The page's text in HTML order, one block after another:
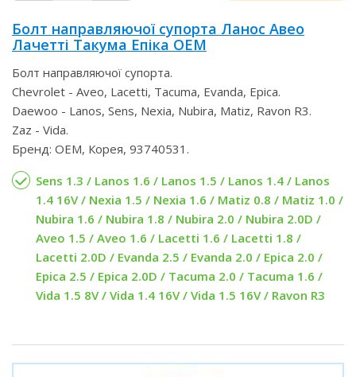
Болт направляючої супорта Ланос Авео
Лачетті Такума Епіка OEM
Болт направляючої супорта.
Chevrolet - Aveo, Lacetti, Tacuma, Evanda, Epica.
Daewoo - Lanos, Sens, Nexia, Nubira, Matiz, Ravon R3.
Zaz - Vida.
Бренд: OEM, Корея, 93740531.
Sens 1.3 / Lanos 1.6 / Lanos 1.5 / Lanos 1.4 / Lanos
1.4 16V / Nexia 1.5 / Nexia 1.6 / Matiz 0.8 / Matiz 1.0 /
Nubira 1.6 / Nubira 1.8 / Nubira 2.0 / Nubira 2.0D /
Aveo 1.5 / Aveo 1.6 / Lacetti 1.6 / Lacetti 1.8 /
Lacetti 2.0D / Evanda 2.5 / Evanda 2.0 / Epica 2.0 /
Epica 2.5 / Epica 2.0D / Tacuma 2.0 / Tacuma 1.6 /
Vida 1.5 8V / Vida 1.4 16V / Vida 1.5 16V / Ravon R3